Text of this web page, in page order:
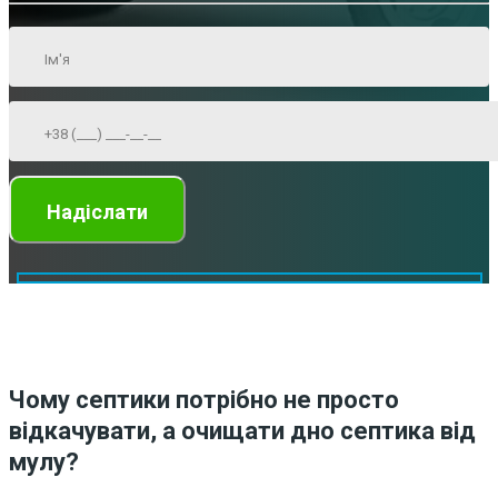
Чому септики потрібно не просто
відкачувати, а очищати дно септика від
мулу?